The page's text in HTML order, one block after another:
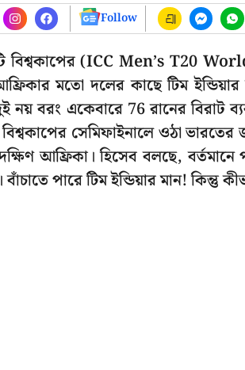
Follow
বিশ্বকাপের (ICC Men’s T20
মতো দলের কাছে টিম
নয় বরং একেবারে 76 রানের বিরাট
সেমিফাইনালে ওঠা
আফ্রিকা। হিসেব বলছে, বর্তমানে
পারে টিম ইন্ডিয়ার মান! কিন্তু